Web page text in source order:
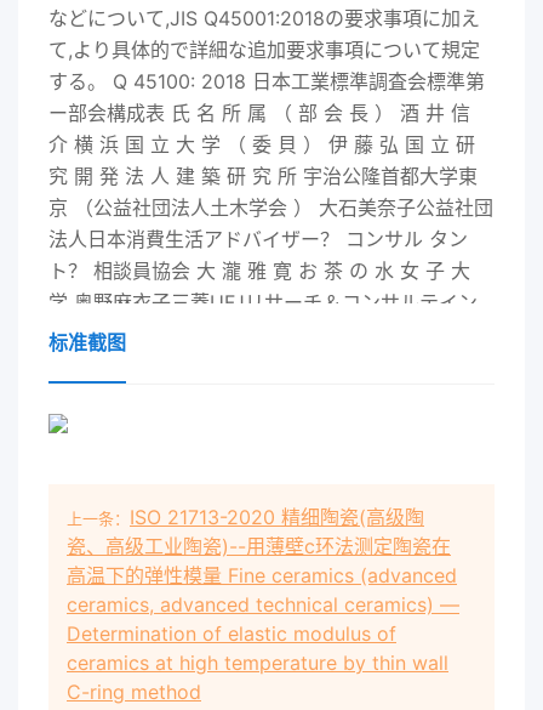
などについて,JIS Q45001:2018の要求事項に加え
て,より具体的で詳細な追加要求事項について規定
する。 Q 45100: 2018 日本工業標準調査会標準第
ー部会構成表 氏 名 所 属 （ 部 会 長 ） 酒 井 信
介 横 浜 国 立 大 学 （ 委 貝 ） 伊 藤 弘 国 立 研
究 開 発 法 人 建 築 研 究 所 宇治公隆首都大学東
京 （公益社団法人土木学会 ） 大石美奈子公益社団
法人日本消費生活アドバイザー？ コンサル タン
ト？ 相談員協会 大 瀧 雅 寛 お 茶 の 水 女 子 大
学 奥野麻衣子三菱UFJリサーチ＆コンサルテイン
グ株式会社 金 丸 淳 子 公 益 財 団 法 人 共 用 品
車 輔 工 業 会
标准截图
上一条： ISO 21713-2020 精细陶瓷(高级陶
瓷、高级工业陶瓷)--用薄壁c环法测定陶瓷在
高温下的弹性模量 Fine ceramics (advanced
ceramics, advanced technical ceramics) —
Determination of elastic modulus of
ceramics at high temperature by thin wall
C-ring method